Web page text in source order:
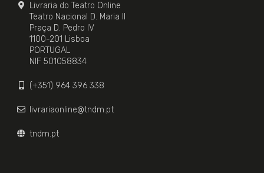
Livraria do Teatro Online
Teatro Nacional D. Maria II
Praça D. Pedro IV
1100-201 Lisboa
PORTUGAL
NIF 501058834
(+351) 964 396 338
livrariaonline@tndm.pt
tndm.pt